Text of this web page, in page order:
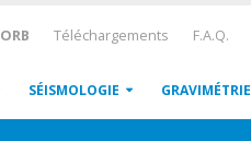
ORB Téléchargements F.A.Q.
SÉISMOLOGIE GRAVIMÉTRIE